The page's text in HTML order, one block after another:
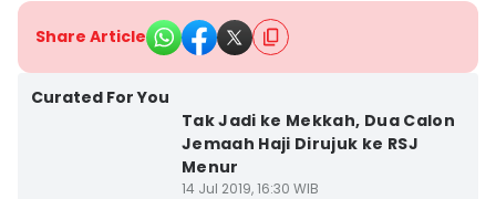
Share Article
Curated For You
Tak Jadi ke Mekkah, Dua Calon
Jemaah Haji Dirujuk ke RSJ
Menur
14 Jul 2019, 16:30 WIB